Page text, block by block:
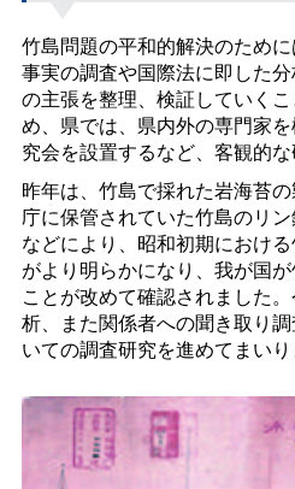
竹島問題の平和的解決のため
事実の調査や国際法に即した
の主張を整理、検証していく
め、県では、県内外の専門家
究会を設置するなど、客観的な
昨年は、竹島で採れた岩海苔
庁に保管されていた竹島のリ
などにより、昭和初期におけ
がより明らかになり、我が国
ことが改めて確認されました
析、また関係者への聞き取り
いての調査研究を進めてまいり